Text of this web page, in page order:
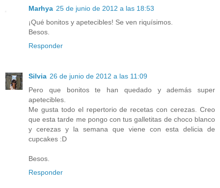
Marhya 25 de junio de 2012 a las 18:53
¡Qué bonitos y apetecibles! Se ven riquísimos.
Besos.
Responder
Silvia 26 de junio de 2012 a las 11:09
Pero que bonitos te han quedado y además super
apetecibles.
Me gusta todo el repertorio de recetas con cerezas. Creo
que esta tarde me pongo con tus galletitas de choco blanco
y cerezas y la semana que viene con esta delicia de
cupcakes :D
Besos.
Responder